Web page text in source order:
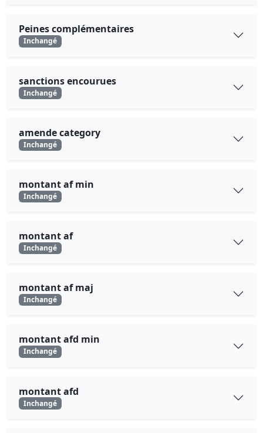
Peines complémentaires
Inchangé
sanctions encourues
Inchangé
amende category
Inchangé
montant af min
Inchangé
montant af
Inchangé
montant af maj
Inchangé
montant afd min
Inchangé
montant afd
Inchangé